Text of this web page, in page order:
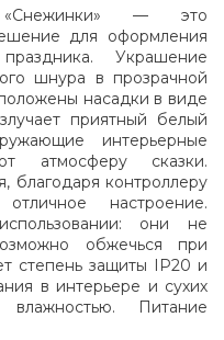
«Снежинки» — это
для оформления
Украшение
шнура в прозрачной
насадки в виде
приятный белый
интерьерные
атмосферу сказки.
благодаря контроллеру
настроение.
они не
обжечься при
степень защиты IP20 и
в интерьере и сухих
Питание